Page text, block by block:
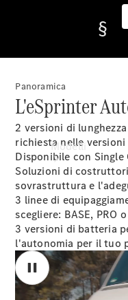
Fornitore/
dati
Modelli
Tutti i modelli
Nuovi modelli
Panoramica
L'eSprinter
2 versioni di
richiesta nelle versioni
Disponibile con Single
Soluzioni di
sovrastruttura e
3 linee di
scegliere: BASE, PRO o
3 versioni di batteria
l'autonomia per il tuo